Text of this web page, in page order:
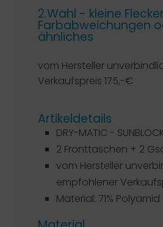
2.Wahl - kleine
Farbabweichungen
ähnliches
vom Hersteller
Verkaufspreis 175,-€
Artikeldetails
DRY-MATIC -
2 Fronttaschen + 2
vom Hersteller
empfohlener
Material: 71%